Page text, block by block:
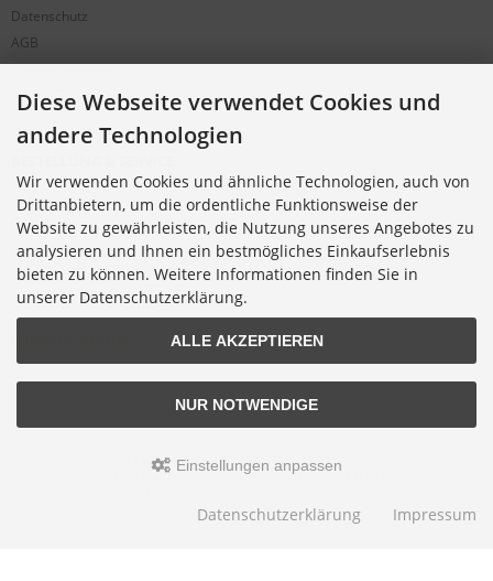
Datenschutz
AGB
Partnerprogramm
Cookie Einstellungen
Versandkosten
Alternative Bestellwege
Sicher Einkaufen
Widerrufsrecht
Muster-Widerrufsformular
Alle Preise inkl. gesetzl. MwSt. zzgl.
© 2026 Digitalfotoversand.de • Alle Rechte vorbehalten
Webdesign
Diese Webseite verwendet Cookies und
andere Technologien
Wir verwenden Cookies und ähnliche Technologien, auch von
Drittanbietern, um die ordentliche Funktionsweise der
Website zu gewährleisten, die Nutzung unseres Angebotes zu
analysieren und Ihnen ein bestmögliches Einkaufserlebnis
bieten zu können. Weitere Informationen finden Sie in
unserer Datenschutzerklärung.
ALLE AKZEPTIEREN
NUR NOTWENDIGE
Einstellungen anpassen
Datenschutzerklärung Impressum